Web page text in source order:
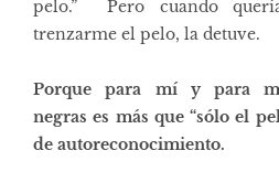
pelo.” Pero cuando
trenzarme el pelo, la detuve.
Porque para mí y para
negrases más que “sólo el
de autoreconocimiento.